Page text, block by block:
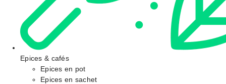
Epices & cafés
Epices en pot
Epices en sachet